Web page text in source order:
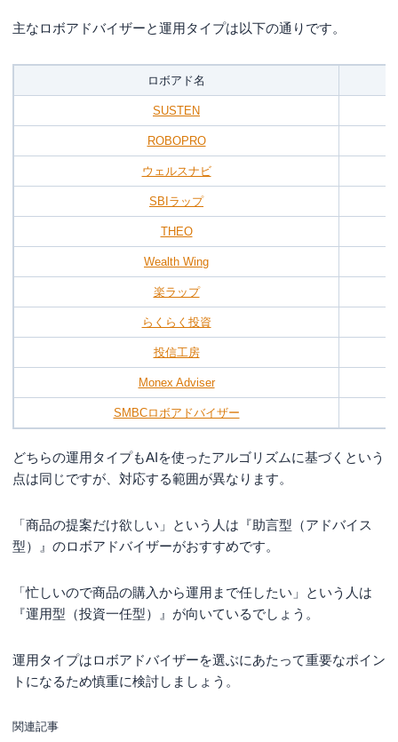
主なロボアドバイザーと運用タイプは以下の通りです。
ロボアド名
SUSTEN
ROBOPRO
ウェルスナビ
SBIラップ
THEO
Wealth Wing
楽ラップ
らくらく投資
投信工房
Monex Adviser
SMBCロボアドバイザー
どちらの運用タイプもAIを使ったアルゴリズムに基づくという
点は同じですが、対応する範囲が異なります。
「商品の提案だけ欲しい」という人は『助言型（アドバイス
型）』のロボアドバイザーがおすすめです。
「忙しいので商品の購入から運用まで任したい」という人は
『運用型（投資一任型）』が向いているでしょう。
運用タイプはロボアドバイザーを選ぶにあたって重要なポイン
トになるため慎重に検討しましょう。
関連記事